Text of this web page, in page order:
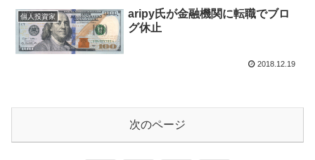
個人投資家
aripy氏が金融機関に転職でブロ
グ休止
2018.12.19
次のページ